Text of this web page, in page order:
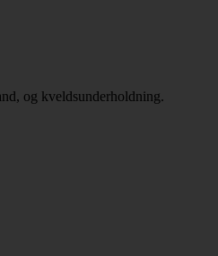
og kveldsunderholdning.